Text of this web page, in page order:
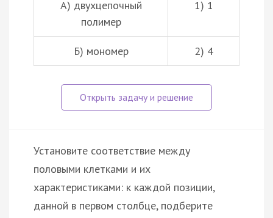
А) двухцепочный
полимер
1) 1
Б) мономер 2) 4
Установите соответствие между
половыми клетками и их
характеристиками: к каждой позиции,
данной в первом столбце, подберите